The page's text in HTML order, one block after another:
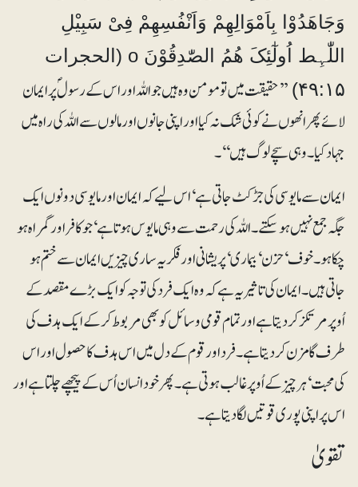
وَجَاھَدُوْا بِاَمْوَالِھِمْ وَاَنْفُسِھِمْ فِیْ سَبِیْلِ
اللّٰہِط اُولٰٓئِکَ ھُمُ الصّٰدِقُوْنَ o (الحجرات
۴۹:۱۵) ’’حقیقت میں تومومن وہ ہیں جو اللہ اور اس کے رسولؐ پر ایمان
لائے پھر انھوں نے کوئی شک نہ کیا اور اپنی جانوں اور مالوں سے اللہ کی راہ میں
جہاد کیا۔ وہی سچے لوگ ہیں‘‘۔
ایمان سے مایوسی کی جڑ کٹ جاتی ہے‘ اس لیے کہ ایمان اورمایوسی دونوں ایک
جگہ جمع نہیں ہوسکتے۔ اللہ کی رحمت سے وہی مایوس ہوتا ہے‘ جو کافر اور گمراہ ہو
چکا ہو۔ خوف‘ حزن‘ بیماری‘ پریشانی اور فکر یہ ساری چیزیں ایمان سے ختم ہو
جاتی ہیں۔ ایمان کی تاثیر یہ ہے کہ وہ ایک فرد کی توجہ کو ایک بڑے مقصد کے
اُوپر مرتکز کر دیتا ہے اور تمام قومی وسائل کو بھی مربوط کرکے ایک ہدف کی
طرف گامزن کر دیتا ہے۔ فرد اور قوم کے دل میں اس ہدف کا حصول اور اس
کی محبت‘ ہر چیز کے اُوپر غالب ہوتی ہے۔ پھر خود انسان اُس کے پیچھے چلتا ہے اور
اس پر اپنی پوری قوتیں لگا دیتا ہے۔
تقویٰ